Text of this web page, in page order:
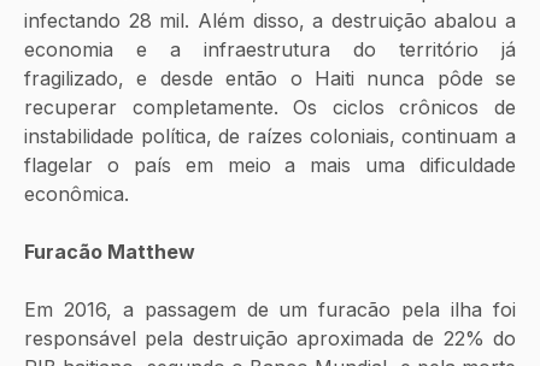
infectando 28 mil. Além disso, a destruição abalou a
economia e a infraestrutura do território já
fragilizado, e desde então o Haiti nunca pôde se
recuperar completamente. Os ciclos crônicos de
instabilidade política, de raízes coloniais, continuam a
flagelar o país em meio a mais uma dificuldade
econômica.
Furacão Matthew
Em 2016, a passagem de um furacão pela ilha foi
responsável pela destruição aproximada de 22% do